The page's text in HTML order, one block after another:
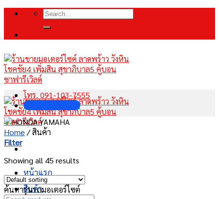
Skip
content
Search
หน้าแรก
สินค้า
โทร. 091-103-7555
INBOX FANPAGE
Home /สินค้า
Filter
Showing all 45 results
ค้นหารุ่นรถมอเตอร์ไซต์